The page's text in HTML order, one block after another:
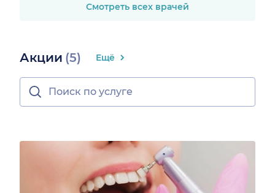
Смотреть всех врачей
Акции (5) Ещё